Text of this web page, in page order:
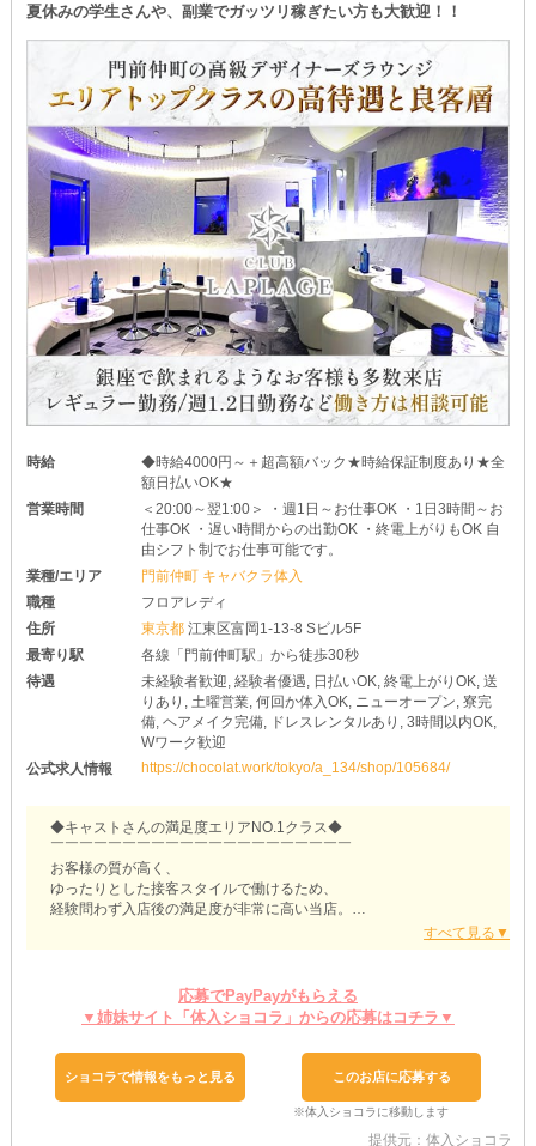
◇ ノンアル勤務ならではのメリットも ◇
お酒を飲まずに勤務する日は、マイカー通勤もOK◎
通り慣れた道を使って、スムーズにお店に来られるのが魅力です♪
さらに、送りの時間を待たなくていいので好きなタイミングでサク
ッと帰宅できます♥
あなたのライフスタイルに合わせて、お好きな働き方を選んでくだ
さいね◎
夏休みの学生さんや、副業でガッツリ稼ぎたい方も大歓迎！！
時給
◆時給4000円～＋超高額バック★時給保証制度あり★全
額日払いOK★
営業時間
＜20:00～翌1:00＞ ・週1日～お仕事OK ・1日3時間～お
仕事OK ・遅い時間からの出勤OK ・終電上がりもOK 自
由シフト制でお仕事可能です。
業種/エリア
門前仲町 キャバクラ体入
職種
フロアレディ
住所
東京都江東区富岡1-13-8 Sビル5F
最寄り駅
各線「門前仲町駅」から徒歩30秒
待遇
未経験者歓迎, 経験者優遇, 日払いOK, 終電上がりOK, 送
りあり, 土曜営業, 何回か体入OK, ニューオープン, 寮完
備, ヘアメイク完備, ドレスレンタルあり, 3時間以内OK,
Wワーク歓迎
公式求人情報
https://chocolat.work/tokyo/a_134/shop/105684/
◆キャストさんの満足度エリアNO.1クラス◆
￣￣￣￣￣￣￣￣￣￣￣￣￣￣￣￣￣￣￣￣￣
お客様の質が高く、
ゆったりとした接客スタイルで働けるため、
経験問わず入店後の満足度が非常に高い当店。
キャストさん・スタッフさん・そしてお客様。
全ての方を大切に考えている当店だからこそ、
少しでも不安なことや気になることがあれば、
じっくりと相談に乗りますので、お気軽にお問い合わせください。
応募でPayPayがもらえる
▼姉妹サイト「体入ショコラ」からの応募はコチラ▼
ショコラで情報をもっと見る このお店に応募する
提供元：体入ショコラ